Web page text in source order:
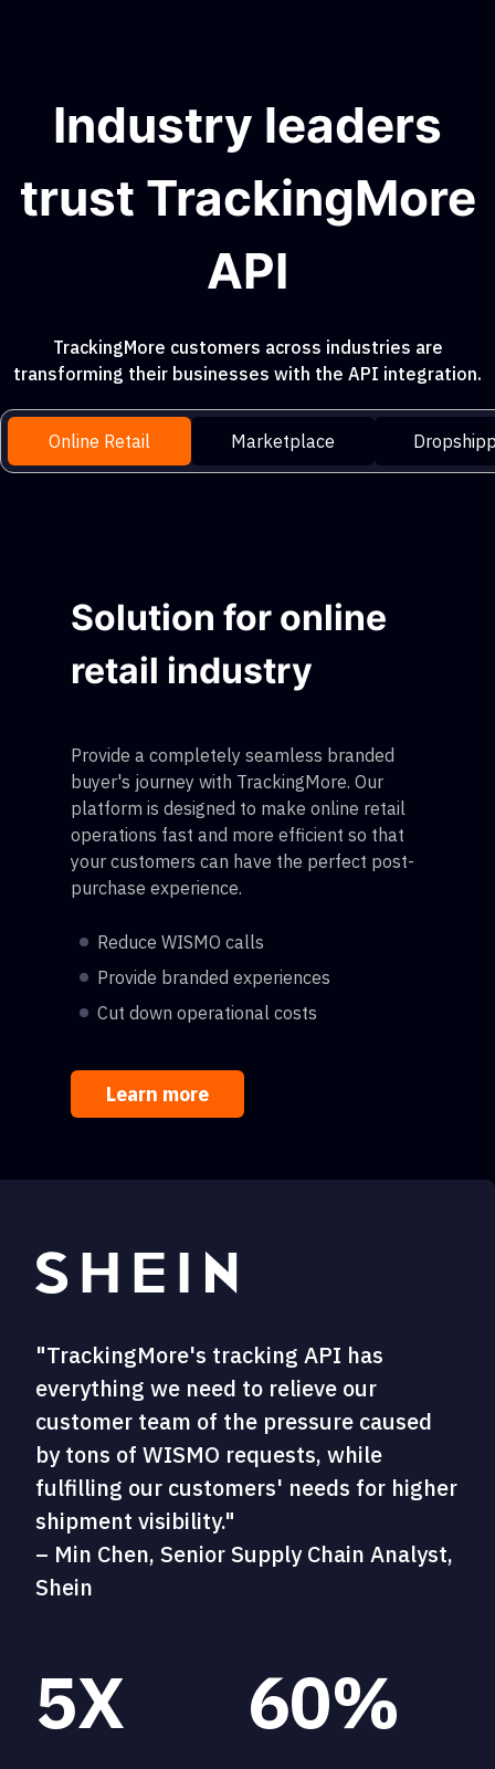
Industry leaders
trust TrackingMore
API
TrackingMore customers across industries are
transforming their businesses with the API integration.
Online Retail Marketplace
Solution for online
retail industry
Provide a completely seamless branded
buyer's journey with TrackingMore. Our
platform is designed to make online retail
operations fast and more efficient so that
your customers can have the perfect post-
purchase experience.
Reduce WISMO calls
Provide branded experiences
Cut down operational costs
Learn more
"TrackingMore's tracking API has
everything we need to relieve our
customer team of the pressure caused
by tons of WISMO requests, while
fulfilling our customers' needs for higher
shipment visibility."
– Min Chen, Senior Supply Chain Analyst,
Shein
5X 60%